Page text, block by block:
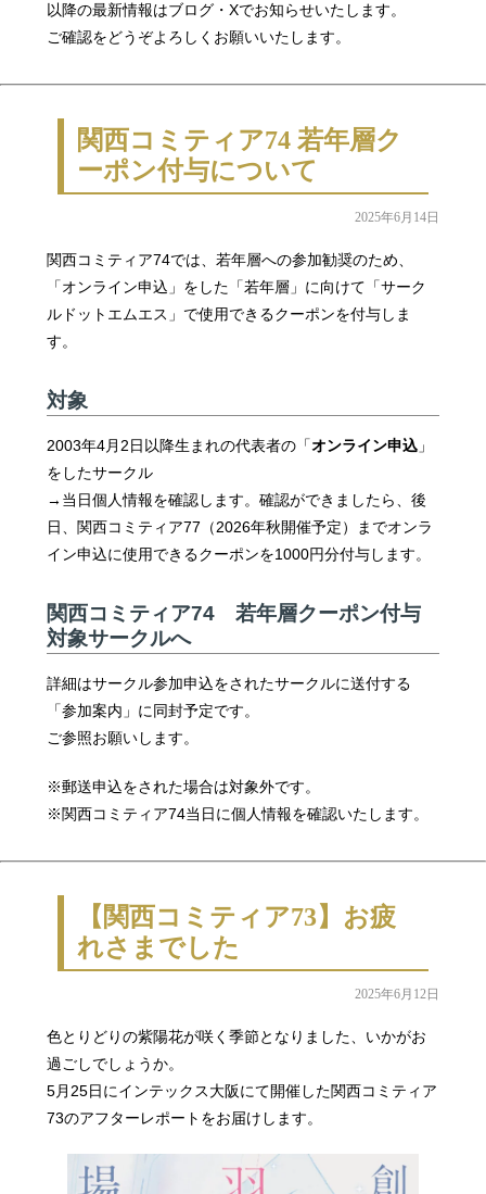
以降の最新情報はブログ・Xでお知らせいたします。
ご確認をどうぞよろしくお願いいたします。
関西コミティア74 若年層ク
ーポン付与について
2025年6月14日
関西コミティア74では、若年層への参加勧奨のため、
「オンライン申込」をした「若年層」に向けて「サーク
ルドットエムエス」で使用できるクーポンを付与しま
す。
対象
2003年4月2日以降生まれの代表者の「オンライン申込」
をしたサークル
→当日個人情報を確認します。確認ができましたら、後
日、関西コミティア77（2026年秋開催予定）までオンラ
イン申込に使用できるクーポンを1000円分付与します。
関西コミティア74 若年層クーポン付与
対象サークルへ
詳細はサークル参加申込をされたサークルに送付する
「参加案内」に同封予定です。
ご参照お願いします。
※郵送申込をされた場合は対象外です。
※関西コミティア74当日に個人情報を確認いたします。
【関西コミティア73】お疲
れさまでした
2025年6月12日
色とりどりの紫陽花が咲く季節となりました、いかがお
過ごしでしょうか。
5月25日にインテックス大阪にて開催した関西コミティア
73のアフターレポートをお届けします。